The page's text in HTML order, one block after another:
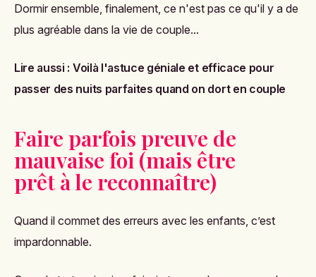
Dormir ensemble, finalement, ce n'est pas ce qu'il y a de
plus agréable dans la vie de couple...
Lire aussi : Voilà l'astuce géniale et efficace pour
passer des nuits parfaites quand on dort en couple
Faire parfois preuve de
mauvaise foi (mais être
prêt à le reconnaître)
Quand il commet des erreurs avec les enfants, c’est
impardonnable.